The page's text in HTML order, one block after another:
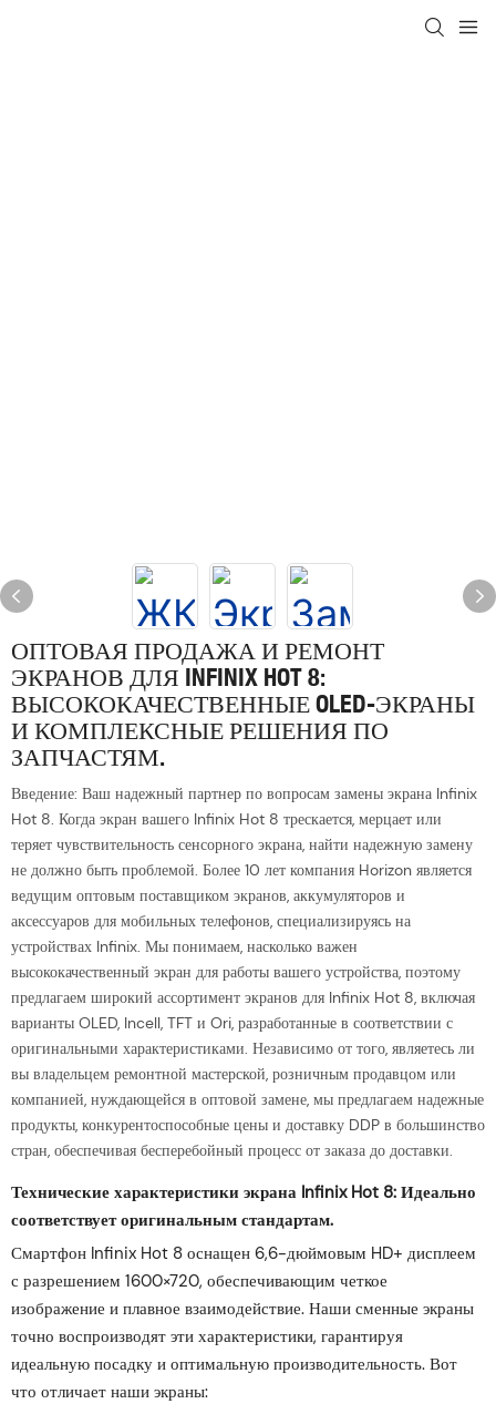
ОПТОВАЯ ПРОДАЖА И РЕМОНТ
ЭКРАНОВ ДЛЯ INFINIX HOT 8:
ВЫСОКОКАЧЕСТВЕННЫЕ OLED-ЭКРАНЫ
И КОМПЛЕКСНЫЕ РЕШЕНИЯ ПО
ЗАПЧАСТЯМ.
Введение: Ваш надежный партнер по вопросам замены экрана Infinix
Hot 8. Когда экран вашего Infinix Hot 8 трескается, мерцает или
теряет чувствительность сенсорного экрана, найти надежную замену
не должно быть проблемой. Более 10 лет компания Horizon является
ведущим оптовым поставщиком экранов, аккумуляторов и
аксессуаров для мобильных телефонов, специализируясь на
устройствах Infinix. Мы понимаем, насколько важен
высококачественный экран для работы вашего устройства, поэтому
предлагаем широкий ассортимент экранов для Infinix Hot 8, включая
варианты OLED, Incell, TFT и Ori, разработанные в соответствии с
оригинальными характеристиками. Независимо от того, являетесь ли
вы владельцем ремонтной мастерской, розничным продавцом или
компанией, нуждающейся в оптовой замене, мы предлагаем надежные
продукты, конкурентоспособные цены и доставку DDP в большинство
стран, обеспечивая бесперебойный процесс от заказа до доставки.
Технические характеристики экрана Infinix Hot 8: Идеально
соответствует оригинальным стандартам.
Смартфон Infinix Hot 8 оснащен 6,6-дюймовым HD+ дисплеем
с разрешением 1600×720, обеспечивающим четкое
изображение и плавное взаимодействие. Наши сменные экраны
точно воспроизводят эти характеристики, гарантируя
идеальную посадку и оптимальную производительность. Вот
что отличает наши экраны: